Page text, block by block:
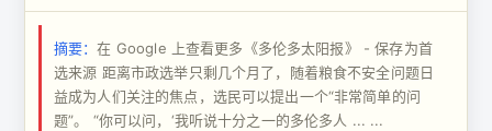
城
摘要：在 Google 上查看更多《多伦多太阳报》 - 保存为首
选来源 距离市政选举只剩几个月了，随着粮食不安全问题日
益成为人们关注的焦点，选民可以提出一个“非常简单的问
题”。 “你可以问，‘我听说十分之一的多伦多人 ... ...